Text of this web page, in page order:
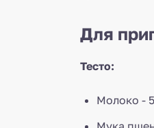
Для
Тесто:
Молоко -